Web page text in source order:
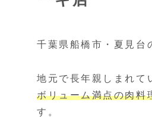
千葉県船橋市・夏見台
地元で長年親しまれて
ボリューム満点の肉料
す。